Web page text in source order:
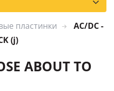
пластинки
AC/DC -
(j)
ABOUT TO